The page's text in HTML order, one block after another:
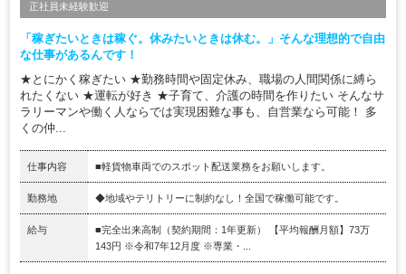
正社員未経験歓迎
「稼ぎたいときは稼ぐ。休みたいときは休む。」そんな理想的で自由
な仕事があるんです！
★とにかく稼ぎたい ★勤務時間や固定休み、職場の人間関係に縛ら
れたくない ★運転が好き ★子育て、介護の時間を作りたい そんなサ
ラリーマンや働く人ならでは実現困難な事も、自営業なら可能！ 多
くの仲...
仕事内容 ■軽貨物車両でのスポット配送業務をお願いします。
勤務地 ◆地域やテリトリーに制約なし！全国で稼働可能です。
給与
■完全出来高制（契約期間：1年更新） 【平均報酬月額】73万
143円 ※令和7年12月度 ※専業・...